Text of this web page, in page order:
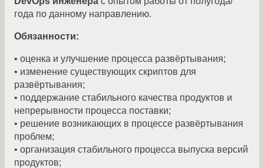
года по данному направлению.
Обязанности:
• оценка и улучшение процесса развёртывания;
• изменение существующих скриптов для
развёртывания;
• поддержание стабильного качества продуктов и
непрерывности процесса поставки;
• решение возникающих в процессе развёртывания
проблем;
• организация стабильного процесса выпуска версий
продуктов;